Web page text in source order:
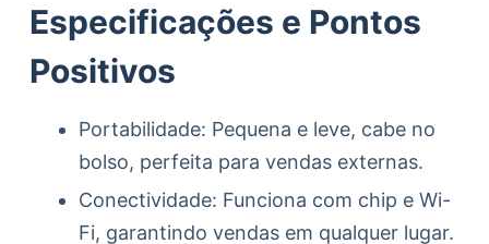
Especificações e Pontos
Positivos
Portabilidade: Pequena e leve, cabe no
bolso, perfeita para vendas externas.
Conectividade: Funciona com chip e Wi-
Fi, garantindo vendas em qualquer lugar.